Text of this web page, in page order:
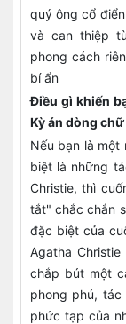
quý ông cổ
và can thiệp
phong cách
bí ẩn
Điều gì khiến
Kỳ án dòng chữ
Nếu bạn là một
biệt là những
Christie, thì
tắt" chắc chắn
đặc biệt của
Agatha
chắp bút một
phong phú,
phức tạp của